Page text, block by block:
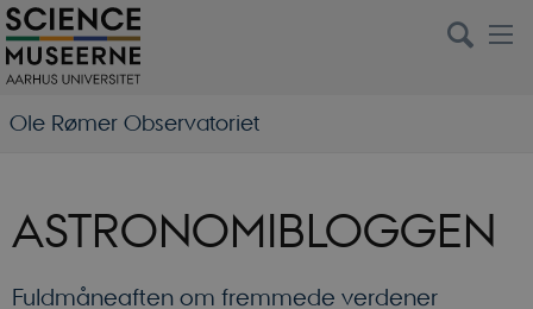
Ole Rømer Observatoriet
ASTRONOMIBLOGGEN
Fuldmåneaften om fremmede verdener